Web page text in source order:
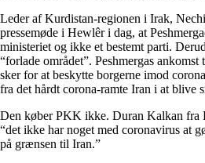
Leder af Kurdistan-regionen i Irak,
pressemøde i Hewlêr i dag, at
ministeriet og ikke et bestemt parti.
“forlade området”. Peshmergas
sker for at beskytte borgerne imod
fra det hårdt corona-ramte Iran i at blive
Den køber PKK ikke. Duran Kalkan fra
“det ikke har noget med coronavirus at
på grænsen til Iran.”